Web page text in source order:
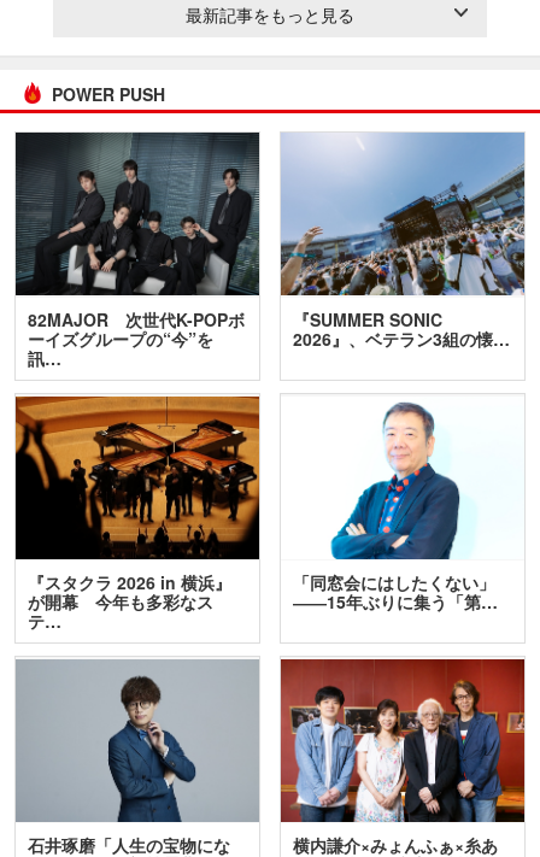
最新記事をもっと見る
POWER PUSH
82MAJOR 次世代K-POPボ
ーイズグループの“今”を
訊…
『SUMMER SONIC
2026』、ベテラン3組の懐…
『スタクラ 2026 in 横浜』
が開幕 今年も多彩なス
テ…
「同窓会にはしたくない」
――15年ぶりに集う「第…
石井琢磨「人生の宝物にな
横内謙介×みょんふぁ×糸あ